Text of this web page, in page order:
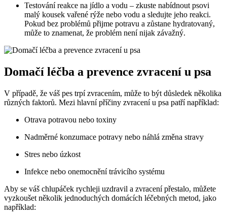
Testování reakce na jídlo a vodu – zkuste nabídnout psovi
malý kousek vařené rýže nebo vodu a sledujte jeho reakci.
Pokud bez problémů přijme potravu a zůstane hydratovaný,
může to znamenat, že problém není nijak závažný.
Domačí léčba a prevence zvracení u psa
V případě, že váš pes trpí zvracením, může to být důsledek několika
různých faktorů. Mezi hlavní příčiny zvracení u psa patří například:
Otrava potravou nebo toxiny
Nadměrné konzumace potravy nebo náhlá změna stravy
Stres nebo úzkost
Infekce nebo onemocnění trávicího systému
Aby se váš chlupáček rychleji uzdravil a zvracení přestalo, můžete
vyzkoušet několik jednoduchých domácích léčebných metod, jako
například: